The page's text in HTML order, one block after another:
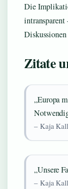
Die
intransparent
Zitate
„Europa
– Kaja
„Unsere
– Kaja